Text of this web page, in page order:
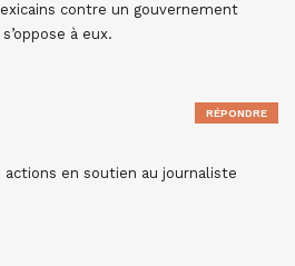
contre un gouvernement
à eux.
en soutien au journaliste
RÉPONDRE